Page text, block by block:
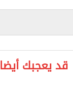
وأوضحت الشركة
وتوريس
قد يعجبك أيضا